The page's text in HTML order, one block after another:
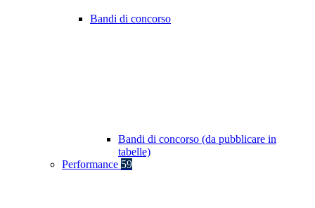
Bandi di concorso
Bandi di concorso (da pubblicare in
tabelle)
Performance 59